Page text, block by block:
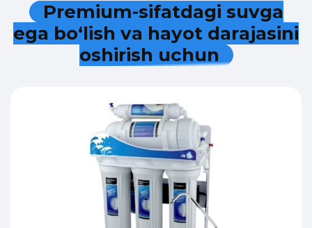
Premium-sifatdagi suvga
ega bo‘lish va hayot darajasini
oshirish uchun